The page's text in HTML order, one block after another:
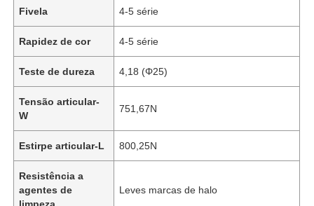
Início
Produtos
Vídeos
Sobre Nós
Fivela 4-5 série
Rapidez de cor 4-5 série
Teste de dureza 4,18 (Φ25)
Tensão articular-
W
751,67N
Estirpe articular-L 800,25N
Resistência a
agentes de
limpeza
Leves marcas de halo